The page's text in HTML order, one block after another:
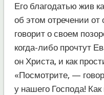
Его благодатью жив
об этом отречении от
говорит о своем
когда-либо прочтут
он Христа, и как
«Посмотрите, —
у нашего Господа!